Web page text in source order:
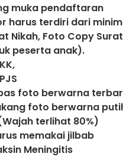
muka pendaftaran
harus terdiri dari
Nikah, Foto Copy
peserta anak).
foto berwarna
foto berwarna
terlihat 80%)
memakai jilbab
Meningitis